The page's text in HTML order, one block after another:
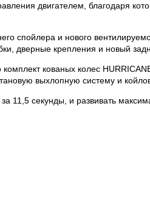
двигателем, благодаря
спойлера и нового
дверные крепления и новый
кованых колес
выхлопную систему и
11,5 секунды, и развивать